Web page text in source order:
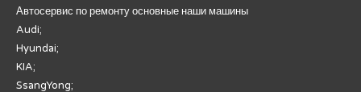
Автосервис по ремонту основные наши машины
Audi;
Hyundai;
KIA;
SsangYong;